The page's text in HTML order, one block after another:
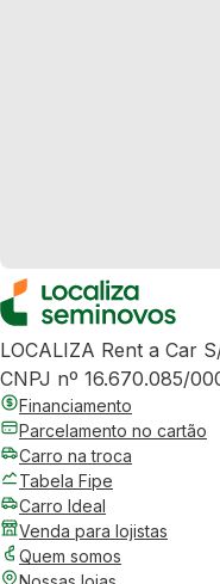
LOCALIZA Rent a Car
CNPJ nº 16.670.085/
Financiamento
Parcelamento no cartão
Carro na troca
Tabela Fipe
Carro Ideal
Venda para lojistas
Quem somos